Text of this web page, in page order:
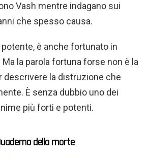
Vash mentre indagano sui
che spesso causa.
è anche fortunato in
la parola fortuna forse non è la
descrivere la distruzione che
È senza dubbio uno dei
più forti e potenti.
della morte